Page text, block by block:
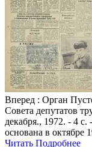
Вперед : Орган
Совета депутатов
декабря., 1972. - 4 с.
основана в октябре
Читать Подробнее